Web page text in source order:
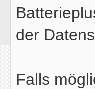
der
Falls